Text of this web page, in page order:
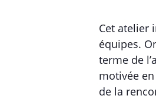
Cet atelier
équipes.
terme de
motivée
de la